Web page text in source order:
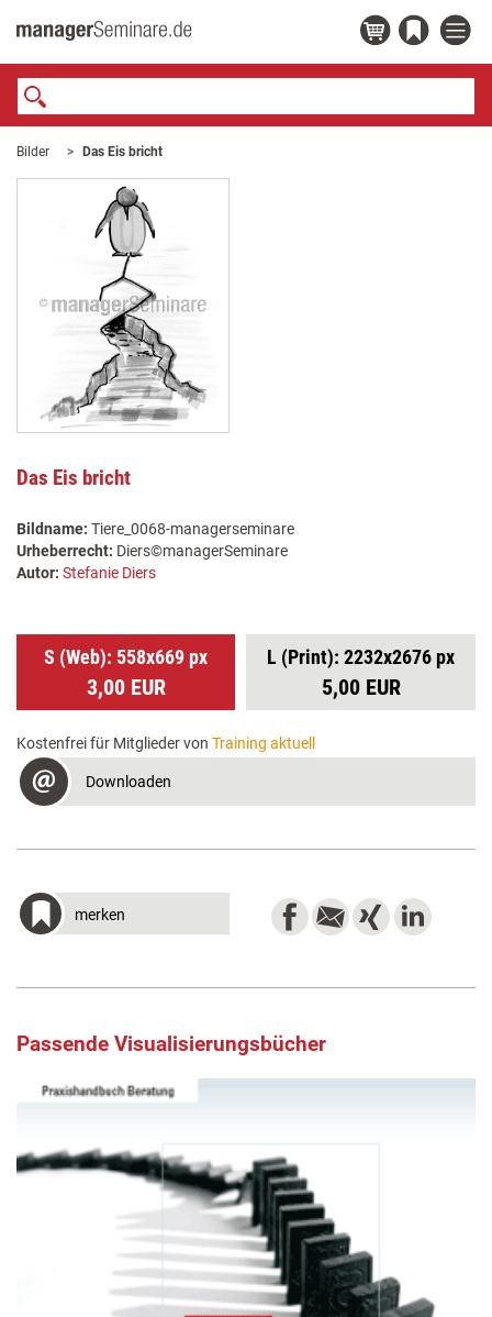
Bilder Das Eis bricht
Das Eis bricht
Bildname: Tiere_0068-managerseminare
Urheberrecht: Diers©managerSeminare
Autor: Stefanie Diers
S (Web): 558x669 px
3,00 EUR
L (Print): 2232x2676 px
5,00 EUR
Kostenfrei für Mitglieder von Training aktuell
Downloaden
merken
Passende Visualisierungsbücher